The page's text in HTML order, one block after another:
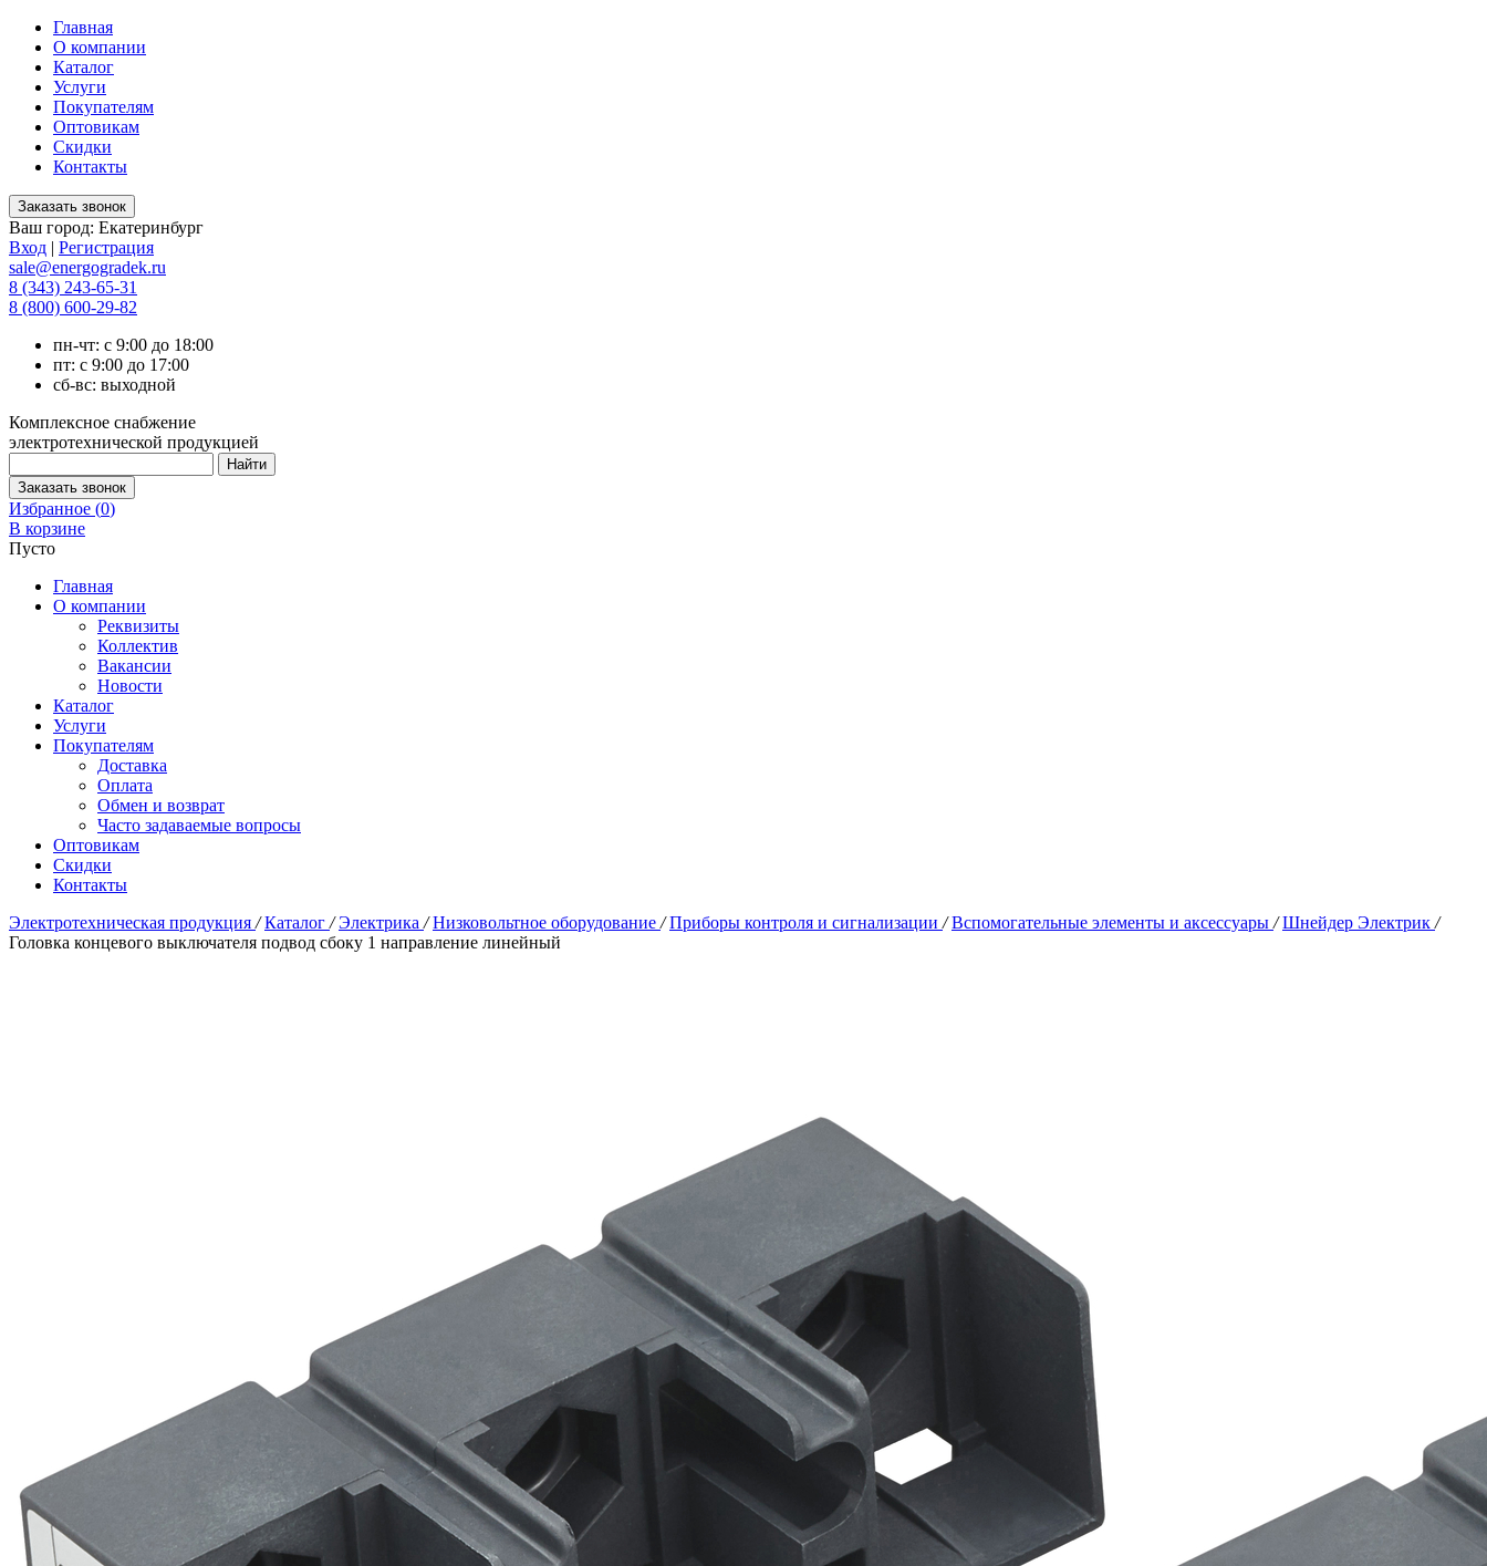
Главная
О компании
Каталог
Услуги
Покупателям
Оптовикам
Скидки
Контакты
Ваш город: Екатеринбург
Вход | Регистрация
sale@energogradek.ru
8 (343) 243-65-31
8 (800) 600-29-82
пн-чт: с 9:00 до 18:00
пт: с 9:00 до 17:00
сб-вс: выходной
Комплексное снабжение
электротехнической продукцией
Избранное (0)
В корзине
Пусто
Главная
О компании
Реквизиты
Коллектив
Вакансии
Новости
Каталог
Услуги
Покупателям
Доставка
Оплата
Обмен и возврат
Часто задаваемые вопросы
Оптовикам
Скидки
Контакты
Электротехническая продукция / Каталог / Электрика / Низковольтное оборудование / Приборы контроля и сигнализации / Вспомогательные элементы и аксессуары / Шнейдер Электрик /
Головка концевого выключателя подвод сбоку 1 направление линейный